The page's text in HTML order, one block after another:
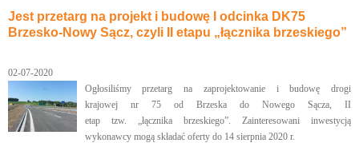
Jest przetarg na projekt i budowę I odcinka DK75
Brzesko-Nowy Sącz, czyli II etapu „łącznika brzeskiego”
02-07-2020
Ogłosiliśmy przetarg na zaprojektowanie i budowę drogi
krajowej nr 75 od Brzeska do Nowego Sącza, II
etap tzw. „łącznika brzeskiego”. Zainteresowani inwestycją
wykonawcy mogą składać oferty do 14 sierpnia 2020 r.